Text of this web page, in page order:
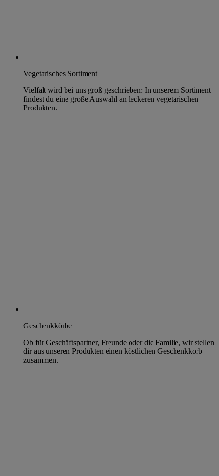
Vegetarisches Sortiment
Vielfalt wird bei uns groß geschrieben: In unserem Sortiment
findest du eine große Auswahl an leckeren vegetarischen
Produkten.
Geschenkkörbe
Ob für Geschäftspartner, Freunde oder die Familie, wir stellen
dir aus unseren Produkten einen köstlichen Geschenkkorb
zusammen.